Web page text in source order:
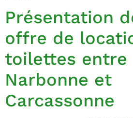
Présentation
offre de
toilettes entre
Narbonne et
Carcassonne